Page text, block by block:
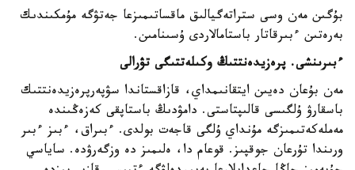
بۇگىن مەن وسى ستراتەگيالىق ماقساتىمىزعا جەتۋگە مۇمكىندىك
بەرەتىن ءبىرقاتار باستامالاردى ۇسىنامىن.
ءبىرىنشى. پرەزيدەنتتىڭ وكىلەتتىگى تۋرالى
مەن بۇعان دەيىن ايتقانىمداي، قازاقستاندا سۋپەرپرەزيدەنتتىك
باسقارۋ ۇلگىسى قالىپتاستى. دامۋدىڭ باستاپقى كەزەڭىندە
مەملەكەتىمىزگە مۇنداي ۇلگى قاجەت بولدى. ءبىراق، ءبىز ءبىر
ورىندا تۇرعان جوقپىز. قوعام دا، ەلىمىز دە وزگەرۋدە. ساياسي